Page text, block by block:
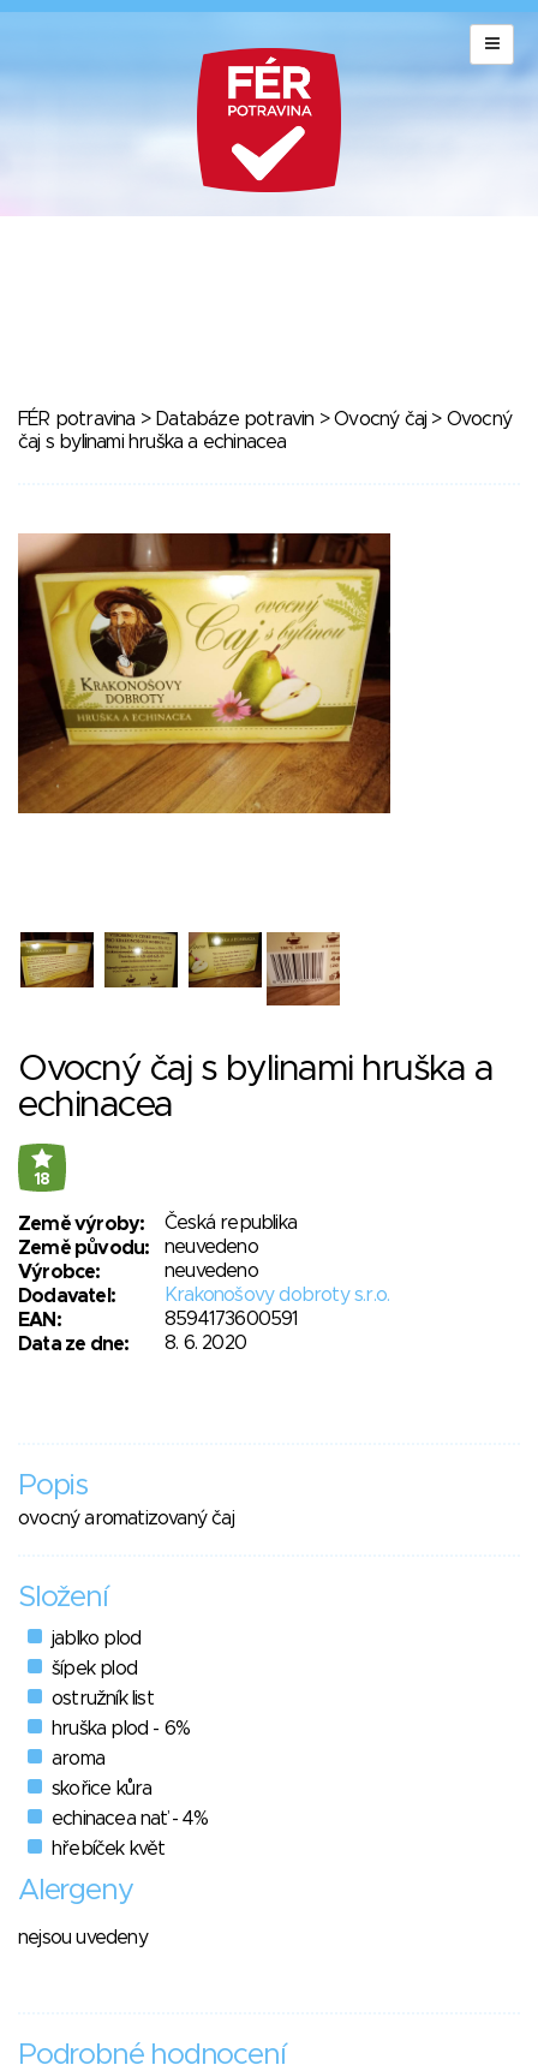
FÉR potravina > Databáze potravin >Ovocný čaj > Ovocný
čaj s bylinami hruška a echinacea
Ovocný čaj s bylinami hruška a
echinacea
18
Země výroby:
Česká republika
Země původu:
neuvedeno
Výrobce:
neuvedeno
Dodavatel:
Krakonošovy dobroty s.r.o.
EAN:
8594173600591
Data ze dne:
8. 6. 2020
Popis
ovocný aromatizovaný čaj
Složení
jablko plod
šípek plod
ostružník list
hruška plod - 6%
aroma
skořice kůra
echinacea nať - 4%
hřebíček květ
Alergeny
nejsou uvedeny
Podrobné hodnocení